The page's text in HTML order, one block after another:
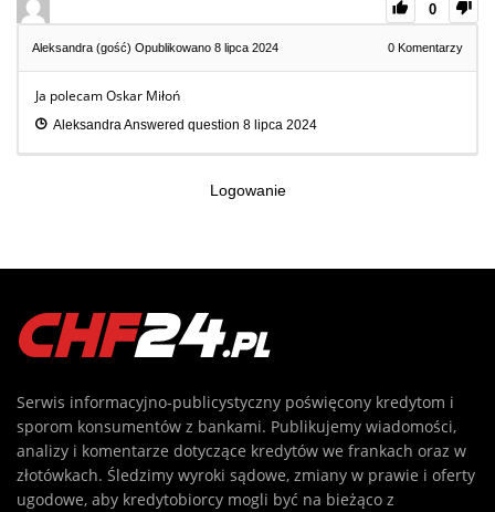
0
Aleksandra (gość) Opublikowano 8 lipca 2024 0 Komentarzy
Ja polecam Oskar Miłoń
AleksandraAnswered question 8 lipca 2024
Logowanie
Serwis informacyjno-publicystyczny poświęcony kredytom i
sporom konsumentów z bankami. Publikujemy wiadomości,
analizy i komentarze dotyczące kredytów we frankach oraz w
złotówkach. Śledzimy wyroki sądowe, zmiany w prawie i oferty
ugodowe, aby kredytobiorcy mogli być na bieżąco z